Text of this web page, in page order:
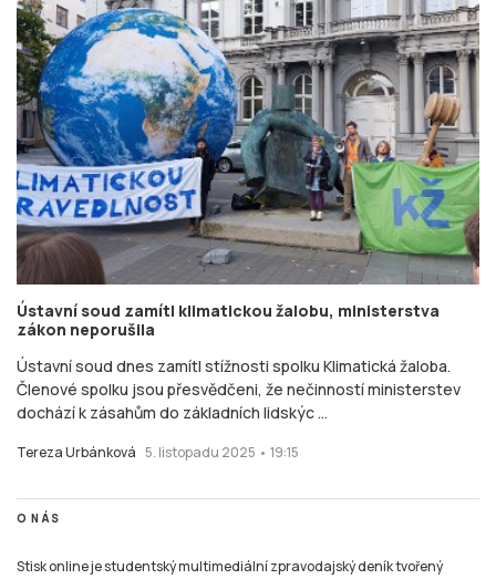
Ústavní soud zamítl klimatickou žalobu, ministerstva
zákon neporušila
Ústavní soud dnes zamítl stížnosti spolku Klimatická žaloba.
Členové spolku jsou přesvědčeni, že nečinností ministerstev
dochází k zásahům do základních lidskýc ...
Tereza Urbánková 5. listopadu 2025 • 19:15
O NÁS
Stisk online je studentský multimediální zpravodajský deník tvořený